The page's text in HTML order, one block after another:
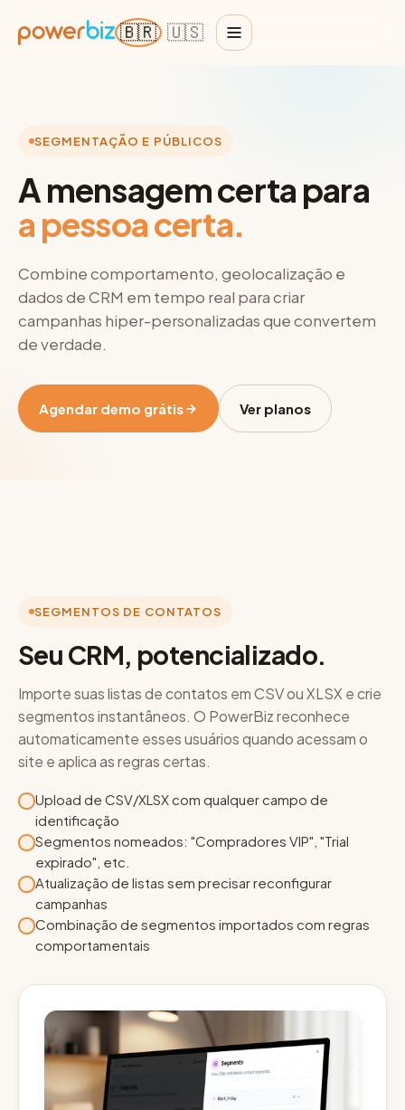
🇧🇷 🇺🇸
SEGMENTAÇÃO E PÚBLICOS
A mensagem certa para
a pessoa certa.
Combine comportamento, geolocalização e
dados de CRM em tempo real para criar
campanhas hiper-personalizadas que convertem
de verdade.
Agendar demo grátis Ver planos
SEGMENTOS DE CONTATOS
Seu CRM, potencializado.
Importe suas listas de contatos em CSV ou XLSX e crie
segmentos instantâneos. O PowerBiz reconhece
automaticamente esses usuários quando acessam o
site e aplica as regras certas.
Upload de CSV/XLSX com qualquer campo de
identificação
Segmentos nomeados: "Compradores VIP", "Trial
expirado", etc.
Atualização de listas sem precisar reconfigurar
campanhas
Combinação de segmentos importados com regras
comportamentais